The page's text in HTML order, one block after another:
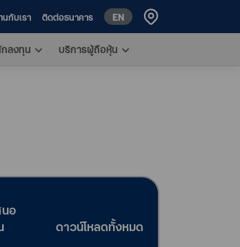
กับเรา ติดต่อธนาคาร EN
ลงทุน บริการผู้ถือหุ้น
อ
ดาวน์โหลดทั้งหมด